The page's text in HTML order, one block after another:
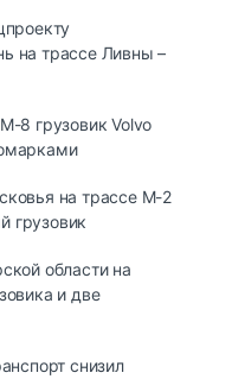
на трассе Ливны –
8 грузовик Volvo
на трассе М-2
грузовик
области на
и две
снизил